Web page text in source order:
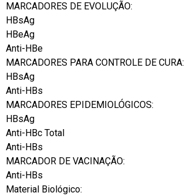
MARCADORES DE EVOLUÇÃO:
HBsAg
HBeAg
Anti-HBe
MARCADORES PARA CONTROLE DE CURA:
HBsAg
Anti-HBs
MARCADORES EPIDEMIOLÓGICOS:
HBsAg
Anti-HBc Total
Anti-HBs
MARCADOR DE VACINAÇÃO:
Anti-HBs
Material Biológico: